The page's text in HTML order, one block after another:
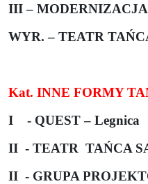
III – MODERNIZACJA
WYR. – TEATR
Kat. INNE FORMY
I
- QUEST – Legnica
II - TEATR TAŃCA
II - GRUPA